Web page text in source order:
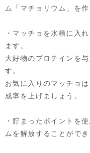
ム「マチョリウム」を作
・マッチョを水槽に入
ます。
大好物のプロテインを
す。
お気に入りのマッチョ
成率を上げましょう。
・貯まったポイントを
ムを解放することができ